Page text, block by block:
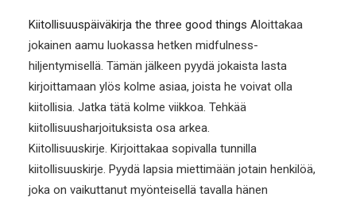
Kiitollisuuspäiväkirja the three good things Aloittakaa
jokainen aamu luokassa hetken midfulness-
hiljentymisellä. Tämän jälkeen pyydä jokaista lasta
kirjoittamaan ylös kolme asiaa, joista he voivat olla
kiitollisia. Jatka tätä kolme viikkoa. Tehkää
kiitollisuusharjoituksista osa arkea.
Kiitollisuuskirje. Kirjoittakaa sopivalla tunnilla
kiitollisuuskirje. Pyydä lapsia miettimään jotain henkilöä,
joka on vaikuttanut myönteisellä tavalla hänen